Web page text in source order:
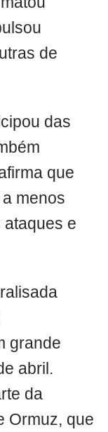
de
das
que
menos
ataques e
grande
abril.
da
Ormuz, que